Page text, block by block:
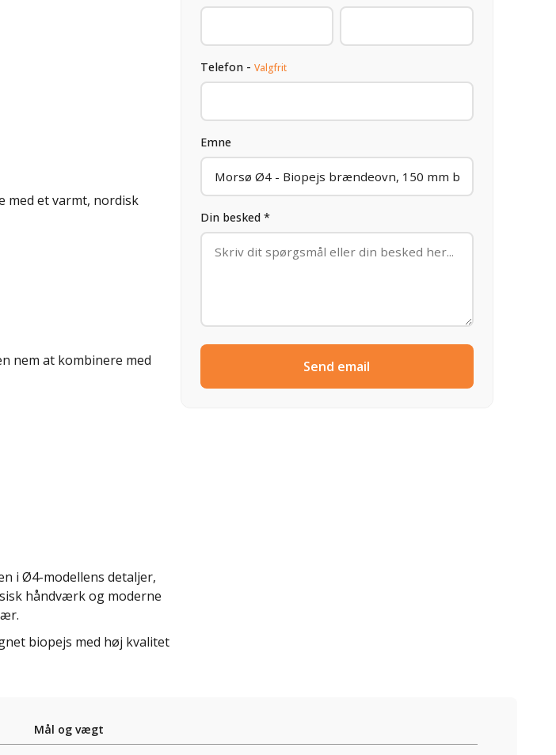
med et varmt, nordisk
nem at kombinere med
i Ø4-modellens detaljer,
håndværk og moderne
biopejs med høj kvalitet
Telefon - Valgfrit
Emne
Din besked *
Send email
Mål og vægt